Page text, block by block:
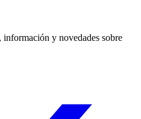
información y novedades sobre